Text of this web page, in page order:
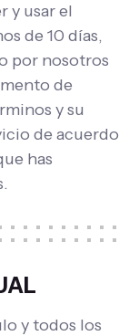
y usar el
de 10 días,
por nosotros
de
y su
de acuerdo
has
y todos los